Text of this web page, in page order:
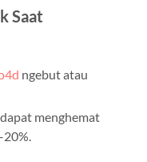
Saat
ngebut atau
menghemat